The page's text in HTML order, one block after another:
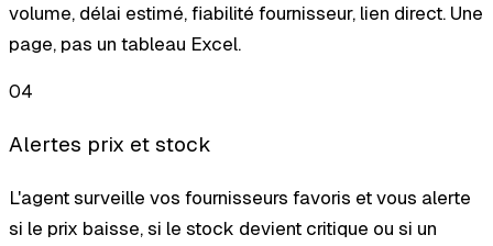
volume, délai estimé, fiabilité fournisseur, lien direct. Une
page, pas un tableau Excel.
04
Alertes prix et stock
L'agent surveille vos fournisseurs favoris et vous alerte
si le prix baisse, si le stock devient critique ou si un